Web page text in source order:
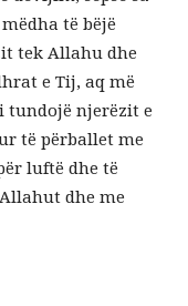
të bëjë
tek Allahu dhe
e Tij, aq më
tundojë njerëzit e
të përballet me
luftë dhe të
dhe me